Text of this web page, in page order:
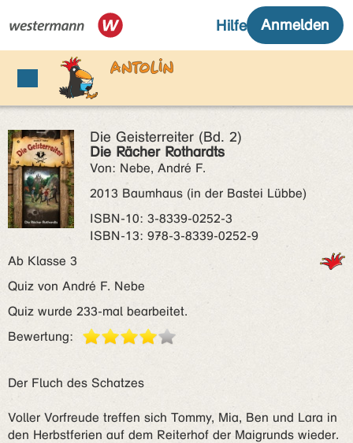
Die Geisterreiter (Bd. 2)
Die Rächer Rothardts
Von: Nebe, André F.
2013 Baumhaus (in der Bastei Lübbe)
ISBN‑10: 3-8339-0252-3
ISBN‑13: 978-3-8339-0252-9
Ab Klasse 3
Quiz von André F. Nebe
Quiz wurde 233-mal bearbeitet.
Bewertung:
Der Fluch des Schatzes
Voller Vorfreude treffen sich Tommy, Mia, Ben und Lara in
den Herbstferien auf dem Reiterhof der Maigrunds wieder.